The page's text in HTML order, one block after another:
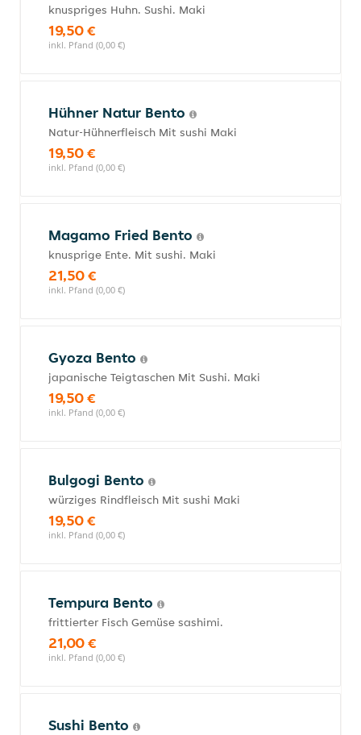
knuspriges Huhn. Sushi. Maki
19,50 €
inkl. Pfand (0,00 €)
Hühner Natur Bento
Natur-Hühnerfleisch Mit sushi Maki
19,50 €
inkl. Pfand (0,00 €)
Magamo Fried Bento
knusprige Ente. Mit sushi. Maki
21,50 €
inkl. Pfand (0,00 €)
Gyoza Bento
japanische Teigtaschen Mit Sushi. Maki
19,50 €
inkl. Pfand (0,00 €)
Bulgogi Bento
würziges Rindfleisch Mit sushi Maki
19,50 €
inkl. Pfand (0,00 €)
Tempura Bento
frittierter Fisch Gemüse sashimi.
21,00 €
inkl. Pfand (0,00 €)
Sushi Bento